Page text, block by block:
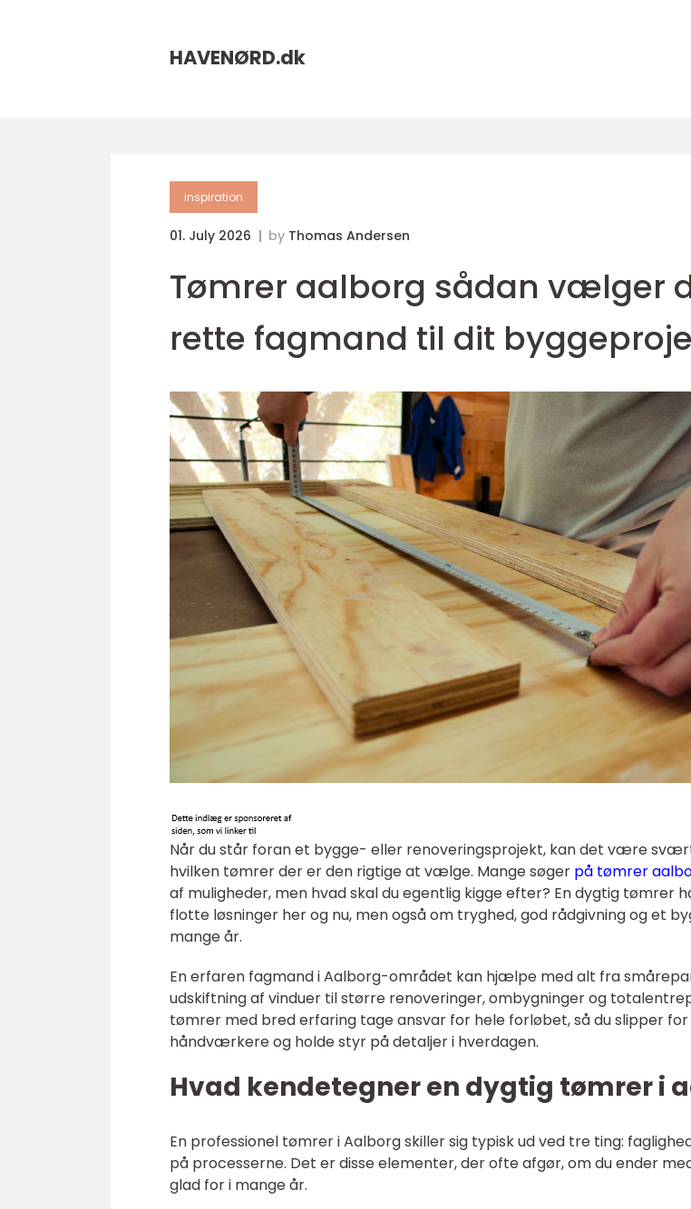
HAVENØRD.dk
inspiration
01. July 2026 by Thomas Andersen
Tømrer aalborg sådan vælger
rette fagmand til dit
Når du står foran et bygge- eller renoveringsprojekt, kan det være
hvilken tømrer der er den rigtige at vælge. Mange søger på tømrer
af muligheder, men hvad skal du egentlig kigge efter? En dygtig tømrer
flotte løsninger her og nu, men også om tryghed, god rådgivning og et
mange år.
En erfaren fagmand i Aalborg-området kan hjælpe med alt fra
udskiftning af vinduer til større renoveringer, ombygninger og
tømrer med bred erfaring tage ansvar for hele forløbet, så du slipper
håndværkere og holde styr på detaljer i hverdagen.
Hvad kendetegner en dygtig tømrer i
En professionel tømrer i Aalborg skiller sig typisk ud ved tre ting:
på processerne. Det er disse elementer, der ofte afgør, om du ender
glad for i mange år.